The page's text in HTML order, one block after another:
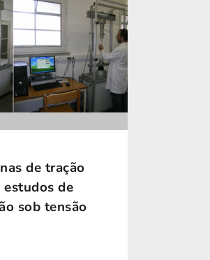
de tração
estudos de
sob tensão